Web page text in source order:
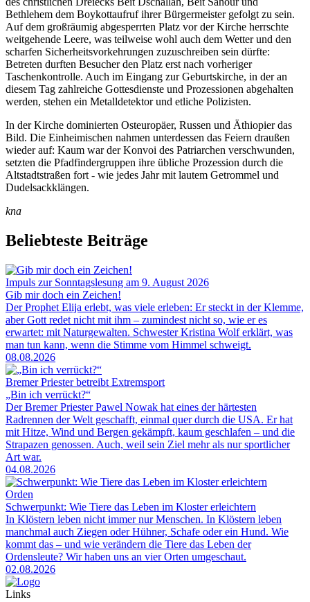
Bethlehem dem Boykottaufruf ihrer Bürgermeister gefolgt zu sein.
Auf dem großräumig abgesperrten Platz vor der Kirche herrschte
weitgehende Leere, was teilweise wohl auch dem Wetter und den
scharfen Sicherheitsvorkehrungen zuzuschreiben sein dürfte:
Betreten durften Besucher den Platz erst nach vorheriger
Taschenkontrolle. Auch im Eingang zur Geburtskirche, in der an
diesem Tag zahlreiche Gottesdienste und Prozessionen abgehalten
werden, stehen ein Metalldetektor und etliche Polizisten.
In der Kirche dominierten Osteuropäer, Russen und Äthiopier das
Bild. Die Einheimischen nahmen unterdessen das Feiern draußen
wieder auf: Kaum war der Konvoi des Patriarchen verschwunden,
setzten die Pfadfindergruppen ihre übliche Prozession durch die
Altstadtstraßen fort - wie jedes Jahr mit lautem Getrommel und
Dudelsackklängen.
kna
Beliebteste Beiträge
Impuls zur Sonntagslesung am 9. August 2026
Gib mir doch ein Zeichen!
Der Prophet Elija erlebt, was viele erleben: Er steckt in der Klemme,
aber Gott redet nicht mit ihm – zumindest nicht so, wie er es
erwartet: mit Naturgewalten. Schwester Kristina Wolf erklärt, was
man tun kann, wenn die Stimme vom Himmel schweigt.
08.08.2026
Bremer Priester betreibt Extremsport
„Bin ich verrückt?“
Der Bremer Priester Pawel Nowak hat eines der härtesten
Radrennen der Welt geschafft, einmal quer durch die USA. Er hat
mit Hitze, Wind und Bergen gekämpft, kaum geschlafen – und die
Strapazen genossen. Auch, weil sein Ziel mehr als nur sportlicher
Art war.
04.08.2026
Orden
Schwerpunkt: Wie Tiere das Leben im Kloster erleichtern
In Klöstern leben nicht immer nur Menschen. In Klöstern leben
manchmal auch Ziegen oder Hühner, Schafe oder ein Hund. Wie
kommt das – und wie verändern die Tiere das Leben der
Ordensleute? Wir haben uns an vier Orten umgeschaut.
02.08.2026
Links